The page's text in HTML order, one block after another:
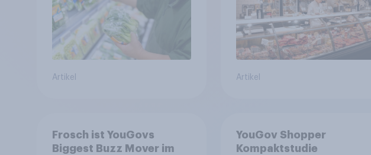
Artikel Artikel
Frosch ist YouGovs
Biggest Buzz Mover im
YouGov Shopper
Kompaktstudie